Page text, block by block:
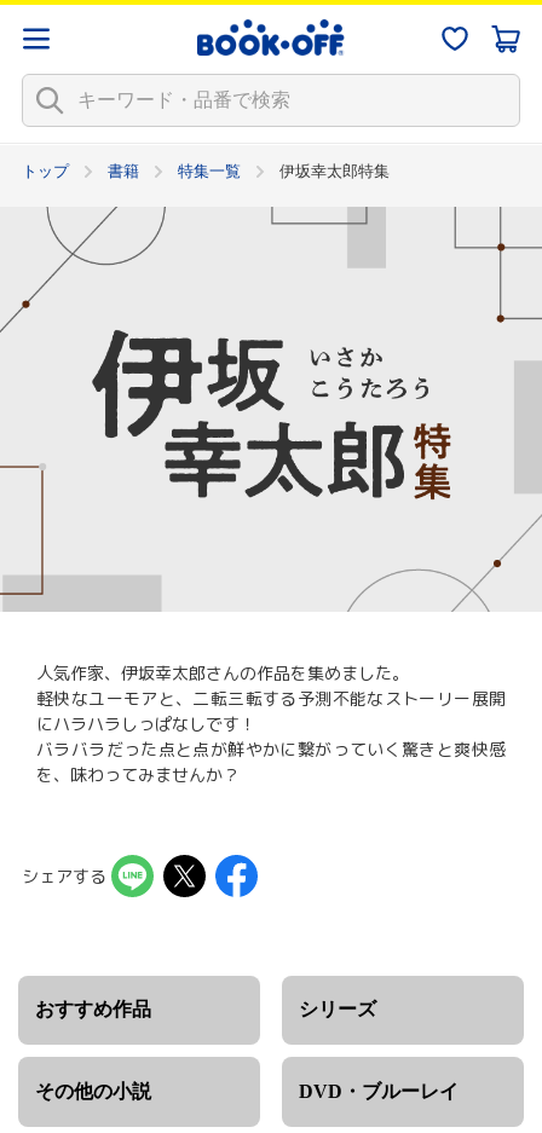
トップ 書籍 特集一覧 伊坂幸太郎特集
人気作家、伊坂幸太郎さんの作品を集めました。
軽快なユーモアと、二転三転する予測不能なストーリー展開
にハラハラしっぱなしです！
バラバラだった点と点が鮮やかに繋がっていく驚きと爽快感
を、味わってみませんか？
シェアする
おすすめ作品 シリーズ
その他の小説 DVD・ブルーレイ